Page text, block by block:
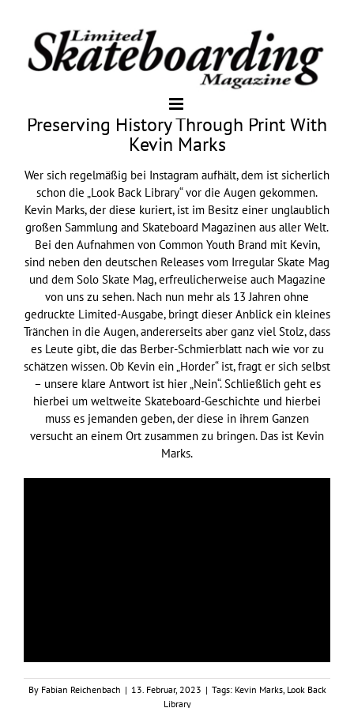
Preserving History Through Print With
Kevin Marks
Wer sich regelmäßig bei Instagram aufhält, dem ist sicherlich
schon die „Look Back Library“ vor die Augen gekommen.
Kevin Marks, der diese kuriert, ist im Besitz einer unglaublich
großen Sammlung and Skateboard Magazinen aus aller Welt.
Bei den Aufnahmen von Common Youth Brand mit Kevin,
sind neben den deutschen Releases vom Irregular Skate Mag
und dem Solo Skate Mag, erfreulicherweise auch Magazine
von uns zu sehen. Nach nun mehr als 13 Jahren ohne
gedruckte Limited-Ausgabe, bringt dieser Anblick ein kleines
Tränchen in die Augen, andererseits aber ganz viel Stolz, dass
es Leute gibt, die das Berber-Schmierblatt nach wie vor zu
schätzen wissen. Ob Kevin ein „Horder“ ist, fragt er sich selbst
– unsere klare Antwort ist hier „Nein“. Schließlich geht es
hierbei um weltweite Skateboard-Geschichte und hierbei
muss es jemanden geben, der diese in ihrem Ganzen
versucht an einem Ort zusammen zu bringen. Das ist Kevin
Marks.
By Fabian Reichenbach | 13. Februar, 2023 | Tags: Kevin Marks, Look Back
Library